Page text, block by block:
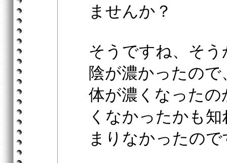
ませんか？
そうですね、そ
陰が濃かったの
体が濃くなった
くなかったかも
まりなかったので